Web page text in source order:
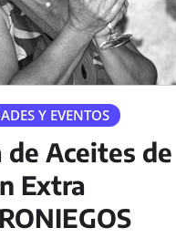
Y EVENTOS
de Aceites
Extra